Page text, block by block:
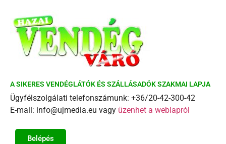
A SIKERES VENDÉGLÁTÓK ÉS SZÁLLÁSADÓK SZAKMAI LAPJA
Ügyfélszolgálati telefonszámunk: +36/20-42-300-42
E-mail: info@ujmedia.eu vagy üzenhet a weblapról
Belépés